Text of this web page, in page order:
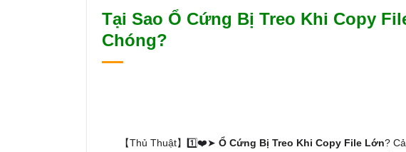
Tại Sao Ổ Cứng Bị Treo Khi Copy
Chóng?
【Thủ Thuật】1️⃣❤️➤ Ổ Cứng Bị Treo Khi Copy File Lớn?